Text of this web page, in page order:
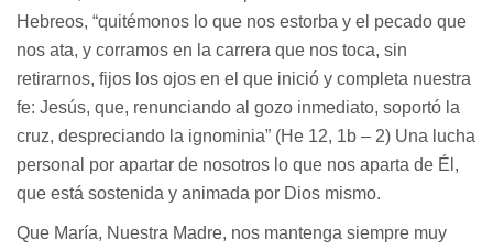
Hebreos, “quitémonos lo que nos estorba y el pecado que
nos ata, y corramos en la carrera que nos toca, sin
retirarnos, fijos los ojos en el que inició y completa nuestra
fe: Jesús, que, renunciando al gozo inmediato, soportó la
cruz, despreciando la ignominia” (He 12, 1b – 2) Una lucha
personal por apartar de nosotros lo que nos aparta de Él,
que está sostenida y animada por Dios mismo.
Que María, Nuestra Madre, nos mantenga siempre muy